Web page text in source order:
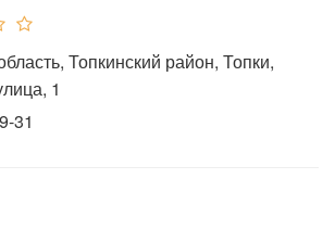
Топкинский район, Топки,
1
31